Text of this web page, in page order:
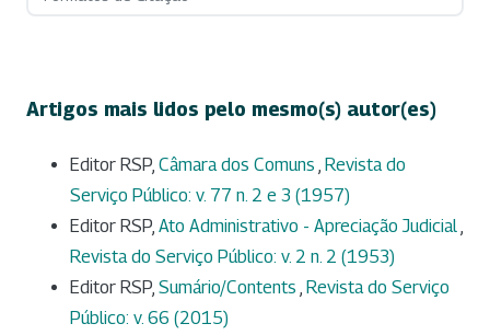
Artigos mais lidos pelo mesmo(s) autor(es)
Editor RSP, Câmara dos Comuns , Revista do
Serviço Público: v. 77 n. 2 e 3 (1957)
Editor RSP, Ato Administrativo - Apreciação Judicial,
Revista do Serviço Público: v. 2 n. 2 (1953)
Editor RSP, Sumário/Contents , Revista do Serviço
Público: v. 66 (2015)